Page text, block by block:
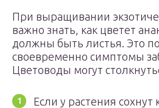
При выращивании
важно знать, как цветет
должны быть листья. Это
своевременно симптомы
Цветоводы могут
Если у растения сохнут